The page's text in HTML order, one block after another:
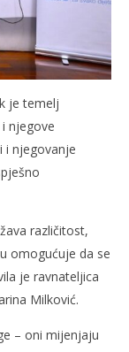
je temelj
njegove
i njegovanje
različitost,
omogućuje da se
je ravnateljica
Milković.
– oni mijenjaju